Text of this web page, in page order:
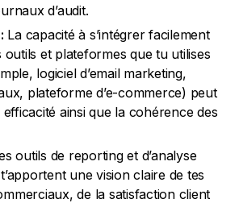
d’audit.
La capacité à s’intégrer facilement
outils et plateformes que tu utilises
logiciel d’email marketing,
plateforme d’e-commerce) peut
ainsi que la cohérence des
outils de reporting et d’analyse
une vision claire de tes
de la satisfaction client